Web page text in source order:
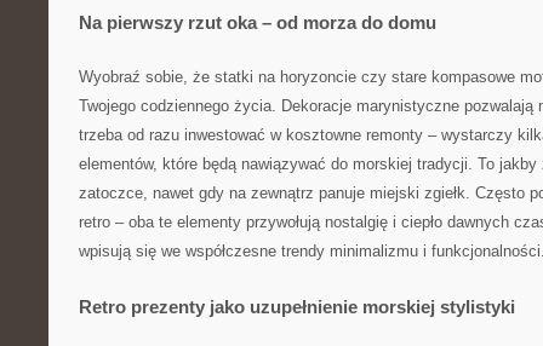
Na pierwszy rzut oka – od morza do domu
Wyobraź sobie, że statki na horyzoncie czy stare kompasowe
Twojego codziennego życia. Dekoracje marynistyczne pozwalają
trzeba od razu inwestować w kosztowne remonty – wystarczy
elementów, które będą nawiązywać do morskiej tradycji. To
zatoczce, nawet gdy na zewnątrz panuje miejski zgiełk. Często
retro – oba te elementy przywołują nostalgię i ciepło dawnych
wpisują się we współczesne trendy minimalizmu i
Retro prezenty jako uzupełnienie morskiej stylistyki